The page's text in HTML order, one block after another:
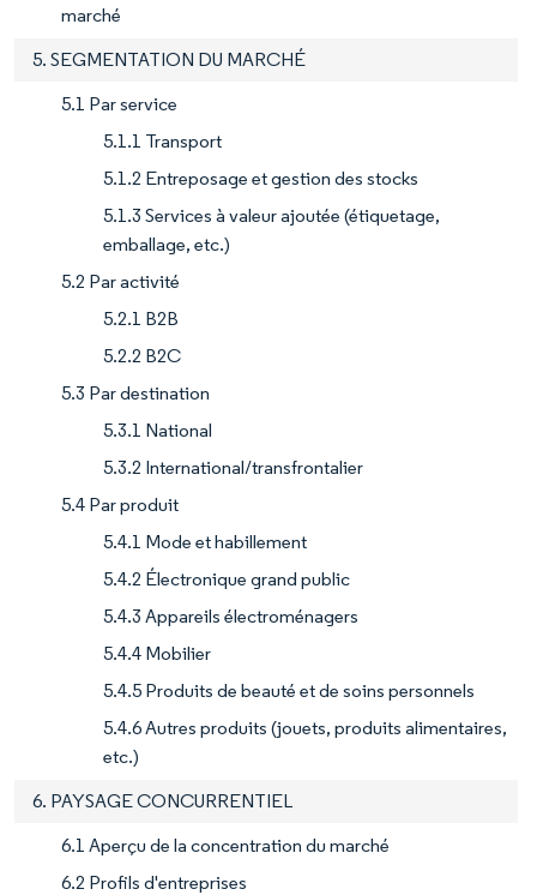
marché
5. SEGMENTATION DU MARCHÉ
5.1 Par service
5.1.1 Transport
5.1.2 Entreposage et gestion des stocks
5.1.3 Services à valeur ajoutée (étiquetage,
emballage, etc.)
5.2 Par activité
5.2.1 B2B
5.2.2 B2C
5.3 Par destination
5.3.1 National
5.3.2 International/transfrontalier
5.4 Par produit
5.4.1 Mode et habillement
5.4.2 Électronique grand public
5.4.3 Appareils électroménagers
5.4.4 Mobilier
5.4.5 Produits de beauté et de soins personnels
5.4.6 Autres produits (jouets, produits alimentaires,
etc.)
6. PAYSAGE CONCURRENTIEL
6.1 Aperçu de la concentration du marché
6.2 Profils d'entreprises